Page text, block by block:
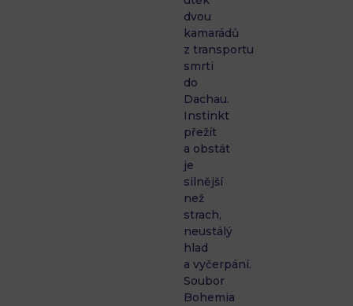
dvou
kamarádů
z transportu
smrti
do
Dachau.
Instinkt
přežít
a obstát
je
silnější
než
strach,
neustálý
hlad
a vyčerpání.
Soubor
Bohemia